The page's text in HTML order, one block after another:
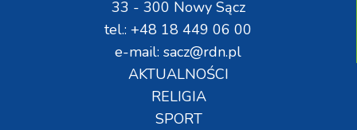
33 - 300 Nowy Sącz
tel.: +48 18 449 06 00
e-mail: sacz@rdn.pl
AKTUALNOŚCI
RELIGIA
SPORT